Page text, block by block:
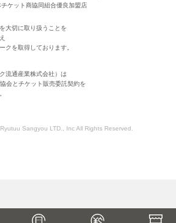
チケット商協同組合優良加盟店
大切に取り扱うことを
クを取得しております。
流通産業株式会社）は
会とチケット販売委託契約を
Sangyou LTD., Inc All Rights Reserved.